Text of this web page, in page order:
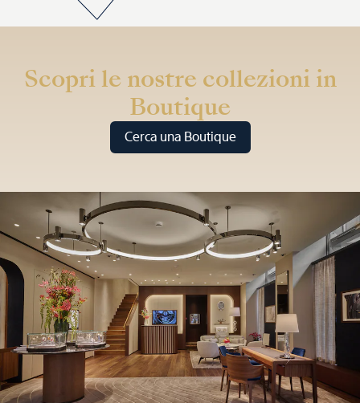
Scopri le nostre collezioni in
Boutique
Cerca una Boutique